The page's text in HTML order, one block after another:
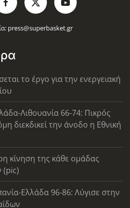
press@superbasket.gr
το έργο για την ενεργειακή
Λιθουανία 66-74: Πικρός
διεκδικεί την άνοδο η Εθνική
κίνηση της κάθε ομάδας
(pic)
Ελλάδα 96-86: Λύγισε στην